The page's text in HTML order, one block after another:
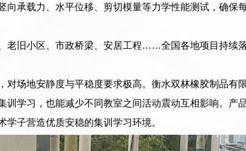
承载力、水平位移、剪切模量等力学性能测试，确保
老旧小区、市政桥梁、安居工程……全国各地项目持续
场地安静度与平稳度要求极高。衡水双林橡胶制品有
学习，也能减少不同教室之间活动震动互相影响。产
子营造优质安稳的集训学习环境。